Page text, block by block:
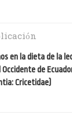
en la dieta de la
Occidente de
Cricetidae)